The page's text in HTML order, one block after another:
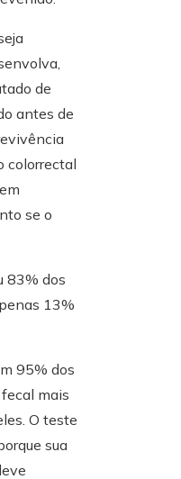
de
antes de
colorrectal
se o
83% dos
13%
95% dos
mais
O teste
sua